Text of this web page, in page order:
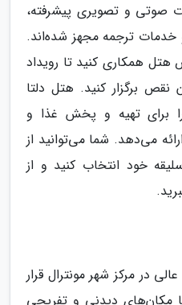
صوتی و تصویری پیشرفته،
خدمات ترجمه مجهز شده‌اند.
همکاری کنید تا رویداد
نقص برگزار کنید. هتل دلتا
را برای تهیه و پخش غذا و
می‌دهد. شما می‌توانید از
خود انتخاب کنید و از
در مرکز شهر مونترال قرار
مکان‌های دیدنی و تفریحی